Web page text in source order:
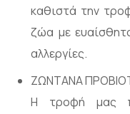
καθιστά την
ζώα με
αλλεργίες.
ΖΩΝΤΑΝΑ
Η τροφή μας